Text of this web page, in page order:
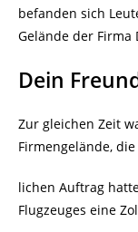
befanden sich
Gelände der Firma
Dein
Zur gleichen Zeit
Firmengelände,
lichen Auftrag
Flugzeuges eine